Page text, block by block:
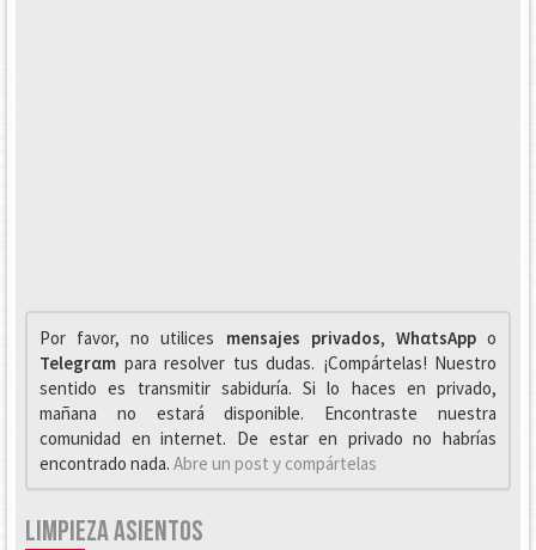
Por favor, no utilices mensajes privados, WhαtsAppo
Telegrαm para resolver tus dudas. ¡Compártelas! Nuestro
sentido es transmitir sabiduría. Si lo haces en privado,
mañana no estará disponible. Encontraste nuestra
comunidad en internet. De estar en privado no habrías
encontrado nada. Abre un post y compártelas
LIMPIEZA ASIENTOS